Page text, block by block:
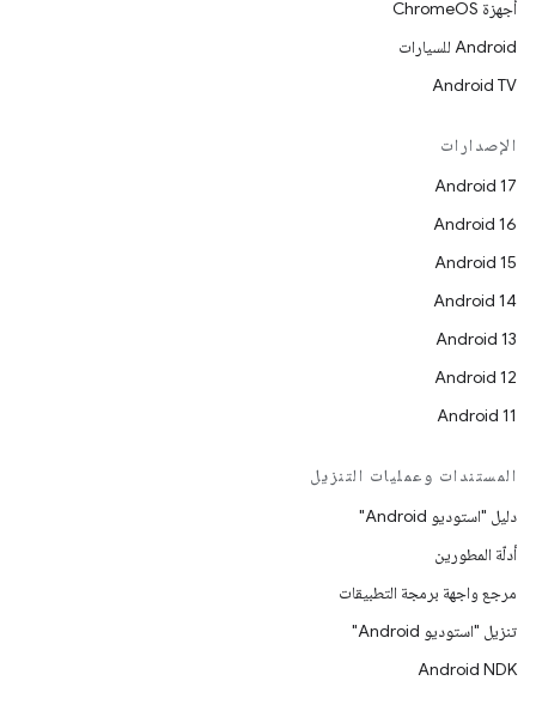
أجهزة ChromeOS
Android للسيارات
Android TV
الإصدارات
Android 17
Android 16
Android 15
Android 14
Android 13
Android 12
Android 11
المستندات وعمليات التنزيل
دليل "استوديو Android"
أدلّة المطورين
مرجع واجهة برمجة التطبيقات
تنزيل "استوديو Android"
Android NDK